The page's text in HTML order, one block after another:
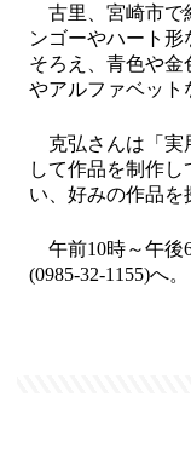
古里、宮崎市で
ンゴーやハート
そろえ、青色や
やアルファベット
克弘さんは「実
して作品を制作
い、好みの作品を
午前10時～午後
(0985-32-1155)へ。